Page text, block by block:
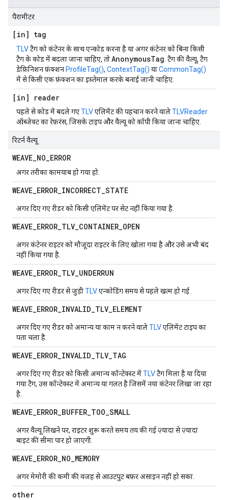
पैरामीटर
[in] tag
TLVटैग को कंटेनर के साथ एन्कोड करना है या अगर कंटेनर को बिना किसी
टैग के कोड में बदला जाना चाहिए, तोAnonymousTag . टैग की वैल्यू, टैग
डेफ़िनिशन फ़ंक्शन ProfileTag(), ContextTag() याCommonTag()
में से किसी एक फ़ंक्शन का इस्तेमाल करके बनाई जानी चाहिए.
[in] reader
पहले से कोड में बदले गएTLVएलिमेंट की पहचान करने वालेTLVReader
ऑब्जेक्ट का रेफ़रंस, जिसके टाइप और वैल्यू को कॉपी किया जाना चाहिए.
रिटर्न वैल्यू
WEAVE_NO_ERROR
अगर तरीका कामयाब हो गया हो.
WEAVE_ERROR_INCORRECT_STATE
अगर दिए गए रीडर को किसी एलिमेंट पर सेट नहीं किया गया है.
WEAVE_ERROR_TLV_CONTAINER_OPEN
अगर कंटेनर राइटर को मौजूदा राइटर के लिए खोला गया है और उसे अभी बंद
नहीं किया गया है.
WEAVE_ERROR_TLV_UNDERRUN
अगर दिए गए रीडर से जुड़ीTLVएन्कोडिंग समय से पहले खत्म हो गई.
WEAVE_ERROR_INVALID_TLV_ELEMENT
अगर दिए गए रीडर को अमान्य या काम न करने वालेTLVएलिमेंट टाइप का
पता चला है.
WEAVE_ERROR_INVALID_TLV_TAG
अगर दिए गए रीडर को किसी अमान्य कॉन्टेक्स्ट मेंTLVटैग मिला है या दिया
गया टैग, उस कॉन्टेक्स्ट में अमान्य या गलत है जिसमें नया कंटेनर लिखा जा रहा
है.
WEAVE_ERROR_BUFFER_TOO_SMALL
अगर वैल्यू लिखने पर, राइटर शुरू करते समय तय की गई ज़्यादा से ज़्यादा
बाइट की सीमा पार हो जाएगी.
WEAVE_ERROR_NO_MEMORY
अगर मेमोरी की कमी की वजह से आउटपुट बफ़र असाइन नहीं हो सका.
other